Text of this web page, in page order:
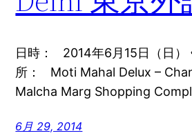
日時： 2014年6月15日（日）
所： Moti Mahal Delux –
Malcha Marg Shopping
6月 29, 2014